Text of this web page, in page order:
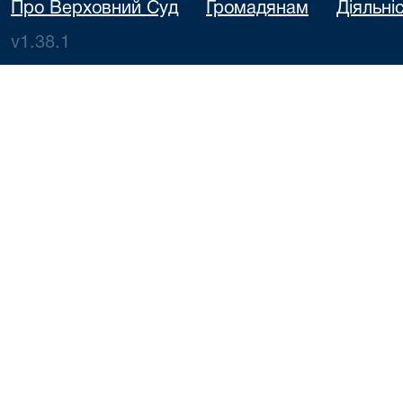
Про Верховний Суд Громадянам
v1.38.1